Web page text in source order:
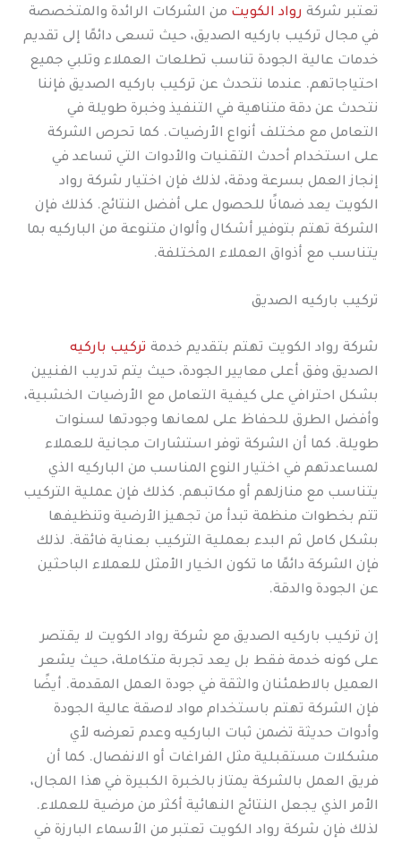
تعتبر شركة رواد الكويت من الشركات الرائدة والمتخصصة
في مجال تركيب باركيه الصديق، حيث تسعى دائمًا إلى تقديم
خدمات عالية الجودة تناسب تطلعات العملاء وتلبي جميع
احتياجاتهم. عندما نتحدث عن تركيب باركيه الصديق فإننا
نتحدث عن دقة متناهية في التنفيذ وخبرة طويلة في
التعامل مع مختلف أنواع الأرضيات. كما تحرص الشركة
على استخدام أحدث التقنيات والأدوات التي تساعد في
إنجاز العمل بسرعة ودقة، لذلك فإن اختيار شركة رواد
الكويت يعد ضمانًا للحصول على أفضل النتائج. كذلك فإن
الشركة تهتم بتوفير أشكال وألوان متنوعة من الباركيه بما
يتناسب مع أذواق العملاء المختلفة.
تركيب باركيه الصديق
شركة رواد الكويت تهتم بتقديم خدمة تركيب باركيه
الصديق وفق أعلى معايير الجودة، حيث يتم تدريب الفنيين
بشكل احترافي على كيفية التعامل مع الأرضيات الخشبية،
وأفضل الطرق للحفاظ على لمعانها وجودتها لسنوات
طويلة. كما أن الشركة توفر استشارات مجانية للعملاء
لمساعدتهم في اختيار النوع المناسب من الباركيه الذي
يتناسب مع منازلهم أو مكاتبهم. كذلك فإن عملية التركيب
تتم بخطوات منظمة تبدأ من تجهيز الأرضية وتنظيفها
بشكل كامل ثم البدء بعملية التركيب بعناية فائقة. لذلك
فإن الشركة دائمًا ما تكون الخيار الأمثل للعملاء الباحثين
عن الجودة والدقة.
إن تركيب باركيه الصديق مع شركة رواد الكويت لا يقتصر
على كونه خدمة فقط بل يعد تجربة متكاملة، حيث يشعر
العميل بالاطمئنان والثقة في جودة العمل المقدمة. أيضًا
فإن الشركة تهتم باستخدام مواد لاصقة عالية الجودة
وأدوات حديثة تضمن ثبات الباركيه وعدم تعرضه لأي
مشكلات مستقبلية مثل الفراغات أو الانفصال. كما أن
فريق العمل بالشركة يمتاز بالخبرة الكبيرة في هذا المجال،
الأمر الذي يجعل النتائج النهائية أكثر من مرضية للعملاء.
لذلك فإن شركة رواد الكويت تعتبر من الأسماء البارزة في